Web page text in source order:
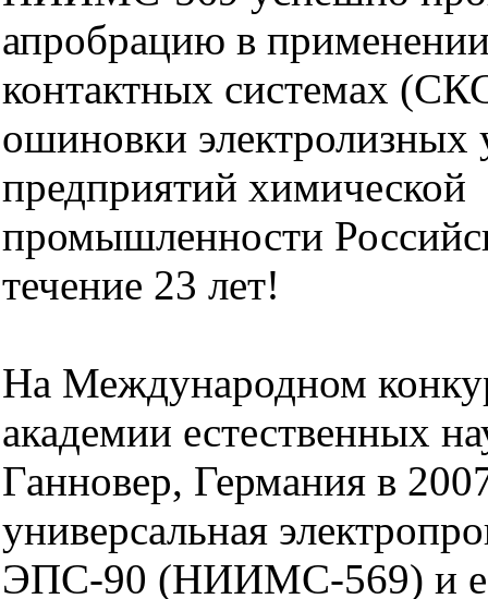
апробрацию в
контактных системах
ошиновки электролизных
предприятий химической
промышленности
течение 23 лет!
На Международном
академии естественных
Ганновер, Германия в
универсальная
ЭПС-90 (НИИМС-569) и ее